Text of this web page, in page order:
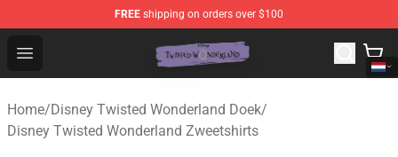
FREE shipping on orders over $100
Open menu
Twisted Wonderland Store - Official Twisted
Home/Disney Twisted Wonderland Doek/
Disney Twisted Wonderland Zweetshirts